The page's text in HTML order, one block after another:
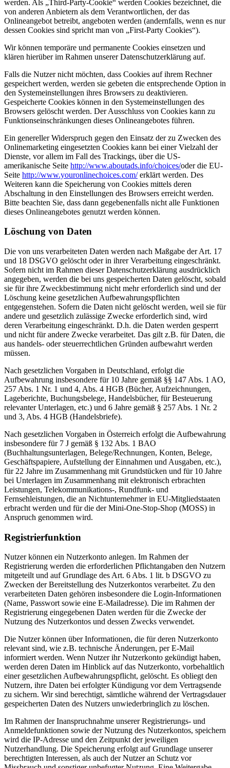
werden. Als „Third-Party-Cookie“ werden Cookies bezeichnet, die
von anderen Anbietern als dem Verantwortlichen, der das
Onlineangebot betreibt, angeboten werden (andernfalls, wenn es nur
dessen Cookies sind spricht man von „First-Party Cookies“).
Wir können temporäre und permanente Cookies einsetzen und
klären hierüber im Rahmen unserer Datenschutzerklärung auf.
Falls die Nutzer nicht möchten, dass Cookies auf ihrem Rechner
gespeichert werden, werden sie gebeten die entsprechende Option in
den Systemeinstellungen ihres Browsers zu deaktivieren.
Gespeicherte Cookies können in den Systemeinstellungen des
Browsers gelöscht werden. Der Ausschluss von Cookies kann zu
Funktionseinschränkungen dieses Onlineangebotes führen.
Ein genereller Widerspruch gegen den Einsatz der zu Zwecken des
Onlinemarketing eingesetzten Cookies kann bei einer Vielzahl der
Dienste, vor allem im Fall des Trackings, über die US-
amerikanische Seite http://www.aboutads.info/choices/oder die EU-
Seite http://www.youronlinechoices.com/erklärt werden. Des
Weiteren kann die Speicherung von Cookies mittels deren
Abschaltung in den Einstellungen des Browsers erreicht werden.
Bitte beachten Sie, dass dann gegebenenfalls nicht alle Funktionen
dieses Onlineangebotes genutzt werden können.
Löschung von Daten
Die von uns verarbeiteten Daten werden nach Maßgabe der Art. 17
und 18 DSGVO gelöscht oder in ihrer Verarbeitung eingeschränkt.
Sofern nicht im Rahmen dieser Datenschutzerklärung ausdrücklich
angegeben, werden die bei uns gespeicherten Daten gelöscht, sobald
sie für ihre Zweckbestimmung nicht mehr erforderlich sind und der
Löschung keine gesetzlichen Aufbewahrungspflichten
entgegenstehen. Sofern die Daten nicht gelöscht werden, weil sie für
andere und gesetzlich zulässige Zwecke erforderlich sind, wird
deren Verarbeitung eingeschränkt. D.h. die Daten werden gesperrt
und nicht für andere Zwecke verarbeitet. Das gilt z.B. für Daten, die
aus handels- oder steuerrechtlichen Gründen aufbewahrt werden
müssen.
Nach gesetzlichen Vorgaben in Deutschland, erfolgt die
Aufbewahrung insbesondere für 10 Jahre gemäß §§ 147 Abs. 1 AO,
257 Abs. 1 Nr. 1 und 4, Abs. 4 HGB (Bücher, Aufzeichnungen,
Lageberichte, Buchungsbelege, Handelsbücher, für Besteuerung
relevanter Unterlagen, etc.) und 6 Jahre gemäß § 257 Abs. 1 Nr. 2
und 3, Abs. 4 HGB (Handelsbriefe).
Nach gesetzlichen Vorgaben in Österreich erfolgt die Aufbewahrung
insbesondere für 7 J gemäß § 132 Abs. 1 BAO
(Buchhaltungsunterlagen, Belege/Rechnungen, Konten, Belege,
Geschäftspapiere, Aufstellung der Einnahmen und Ausgaben, etc.),
für 22 Jahre im Zusammenhang mit Grundstücken und für 10 Jahre
bei Unterlagen im Zusammenhang mit elektronisch erbrachten
Leistungen, Telekommunikations-, Rundfunk- und
Fernsehleistungen, die an Nichtunternehmer in EU-Mitgliedstaaten
erbracht werden und für die der Mini-One-Stop-Shop (MOSS) in
Anspruch genommen wird.
Registrierfunktion
Nutzer können ein Nutzerkonto anlegen. Im Rahmen der
Registrierung werden die erforderlichen Pflichtangaben den Nutzern
mitgeteilt und auf Grundlage des Art. 6 Abs. 1 lit. b DSGVO zu
Zwecken der Bereitstellung des Nutzerkontos verarbeitet. Zu den
verarbeiteten Daten gehören insbesondere die Login-Informationen
(Name, Passwort sowie eine E-Mailadresse). Die im Rahmen der
Registrierung eingegebenen Daten werden für die Zwecke der
Nutzung des Nutzerkontos und dessen Zwecks verwendet.
Die Nutzer können über Informationen, die für deren Nutzerkonto
relevant sind, wie z.B. technische Änderungen, per E-Mail
informiert werden. Wenn Nutzer ihr Nutzerkonto gekündigt haben,
werden deren Daten im Hinblick auf das Nutzerkonto, vorbehaltlich
einer gesetzlichen Aufbewahrungspflicht, gelöscht. Es obliegt den
Nutzern, ihre Daten bei erfolgter Kündigung vor dem Vertragsende
zu sichern. Wir sind berechtigt, sämtliche während der Vertragsdauer
gespeicherten Daten des Nutzers unwiederbringlich zu löschen.
Im Rahmen der Inanspruchnahme unserer Registrierungs- und
Anmeldefunktionen sowie der Nutzung des Nutzerkontos, speichern
wird die IP-Adresse und den Zeitpunkt der jeweiligen
Nutzerhandlung. Die Speicherung erfolgt auf Grundlage unserer
berechtigten Interessen, als auch der Nutzer an Schutz vor